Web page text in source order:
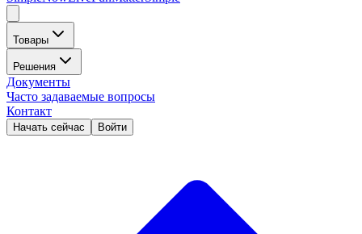
Товары
Решения
Документы
Часто задаваемые вопросы
Контакт
Начать сейчас Войти